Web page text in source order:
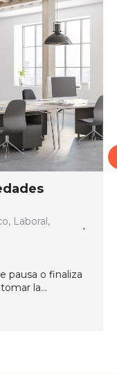
, Laboral,
pausa o finaliza
la…